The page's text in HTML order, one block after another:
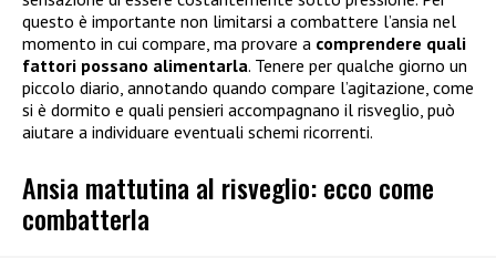
questo è importante non limitarsi a combattere l’ansia nel
momento in cui compare, ma provare a comprendere quali
fattori possano alimentarla. Tenere per qualche giorno un
piccolo diario, annotando quando compare l’agitazione, come
si è dormito e quali pensieri accompagnano il risveglio, può
aiutare a individuare eventuali schemi ricorrenti.
Ansia mattutina al risveglio: ecco come
combatterla